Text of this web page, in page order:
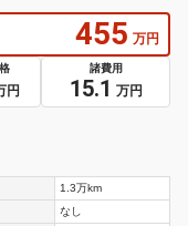
455 万円
円
諸費用
15.1 万円
1.3万km
なし